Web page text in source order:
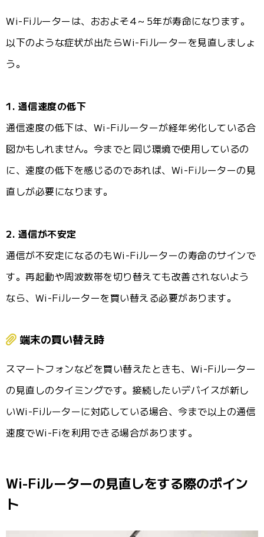
Wi-Fiルーターは、おおよそ4～5年が寿命になります。
以下のような症状が出たらWi-Fiルーターを見直しましょ
う。
1. 通信速度の低下
通信速度の低下は、Wi-Fiルーターが経年劣化している合
図かもしれません。今までと同じ環境で使用しているの
に、速度の低下を感じるのであれば、Wi-Fiルーターの見
直しが必要になります。
2. 通信が不安定
通信が不安定になるのもWi-Fiルーターの寿命のサインで
す。再起動や周波数帯を切り替えても改善されないよう
なら、Wi-Fiルーターを買い替える必要があります。
端末の買い替え時
スマートフォンなどを買い替えたときも、Wi-Fiルーター
の見直しのタイミングです。接続したいデバイスが新し
いWi-Fiルーターに対応している場合、今まで以上の通信
速度でWi-Fiを利用できる場合があります。
Wi-Fiルーターの見直しをする際のポイン
ト